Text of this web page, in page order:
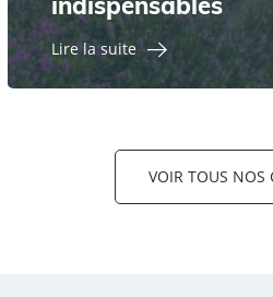
Lire la suite
VOIR TOUS NOS